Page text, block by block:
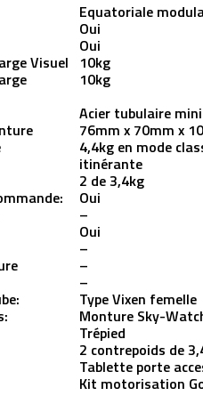
Equatoriale
Oui
Oui
Visuel 10kg
10kg
Acier tubulaire
76mm x 70mm x
4,4kg en mode
itinérante
2 de 3,4kg
Oui
–
Oui
–
–
–
Type Vixen femelle
Monture Sky-
Trépied
2 contrepoids de
Tablette porte
Kit motorisation